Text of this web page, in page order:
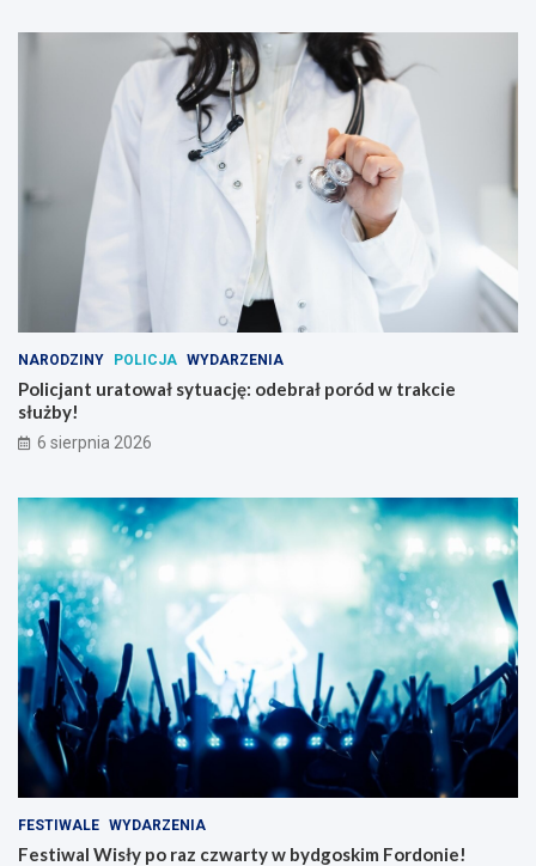
NARODZINY POLICJA WYDARZENIA
Policjant uratował sytuację: odebrał poród w trakcie
służby!
6 sierpnia 2026
FESTIWALE WYDARZENIA
Festiwal Wisły po raz czwarty w bydgoskim Fordonie!